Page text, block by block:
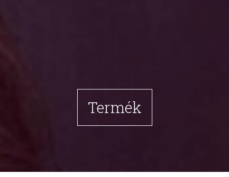
Termék